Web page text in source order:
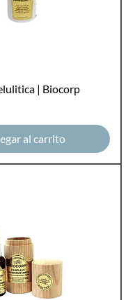
| Biocorp
al carrito